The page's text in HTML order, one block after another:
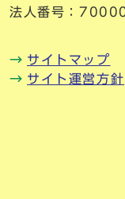
法人番号：
サイトマップ
サイト運営方針